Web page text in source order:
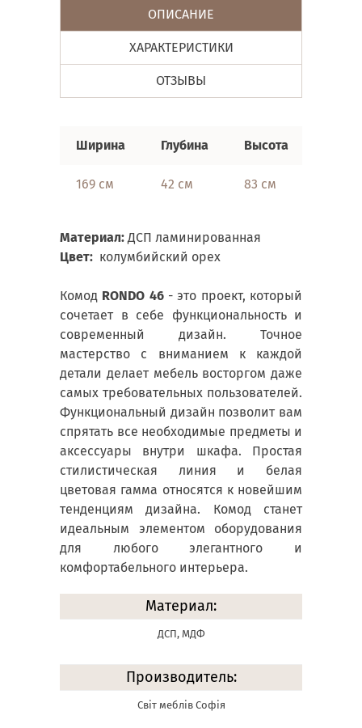
ОПИСАНИЕ
ХАРАКТЕРИСТИКИ
ОТЗЫВЫ
Ширина Глубина Высота
169 см 42 см 83 см
Материал:ДСП ламинированная
Цвет: колумбийский орех
Комод RONDO 46- это проект, который
сочетает в себе функциональность и
современный дизайн. Точное
мастерство с вниманием к каждой
детали делает мебель восторгом даже
самых требовательных пользователей.
Функциональный дизайн позволит вам
спрятать все необходимые предметы и
аксессуары внутри шкафа. Простая
стилистическая линия и белая
цветовая гамма относятся к новейшим
тенденциям дизайна. Комод станет
идеальным элементом оборудования
для любого элегантного и
комфортабельного интерьера.
Материал:
ДСП, МДФ
Производитель:
Світ меблів Софія